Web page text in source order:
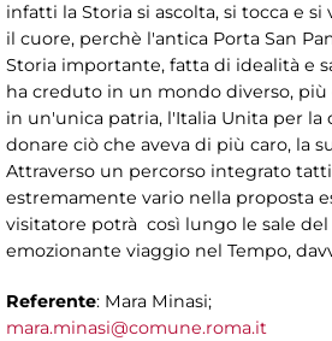
infatti la Storia si ascolta, si tocca e si
il cuore, perchè l'antica Porta San
Storia importante, fatta di idealità e
ha creduto in un mondo diverso,
in un'unica patria, l'Italia Unita per la
donare ciò che aveva di più caro, la
Attraverso un percorso integrato
estremamente vario nella proposta
visitatore potrà così lungo le sale
emozionante viaggio nel Tempo,
Referente: Mara Minasi;
mara.minasi@comune.roma.it